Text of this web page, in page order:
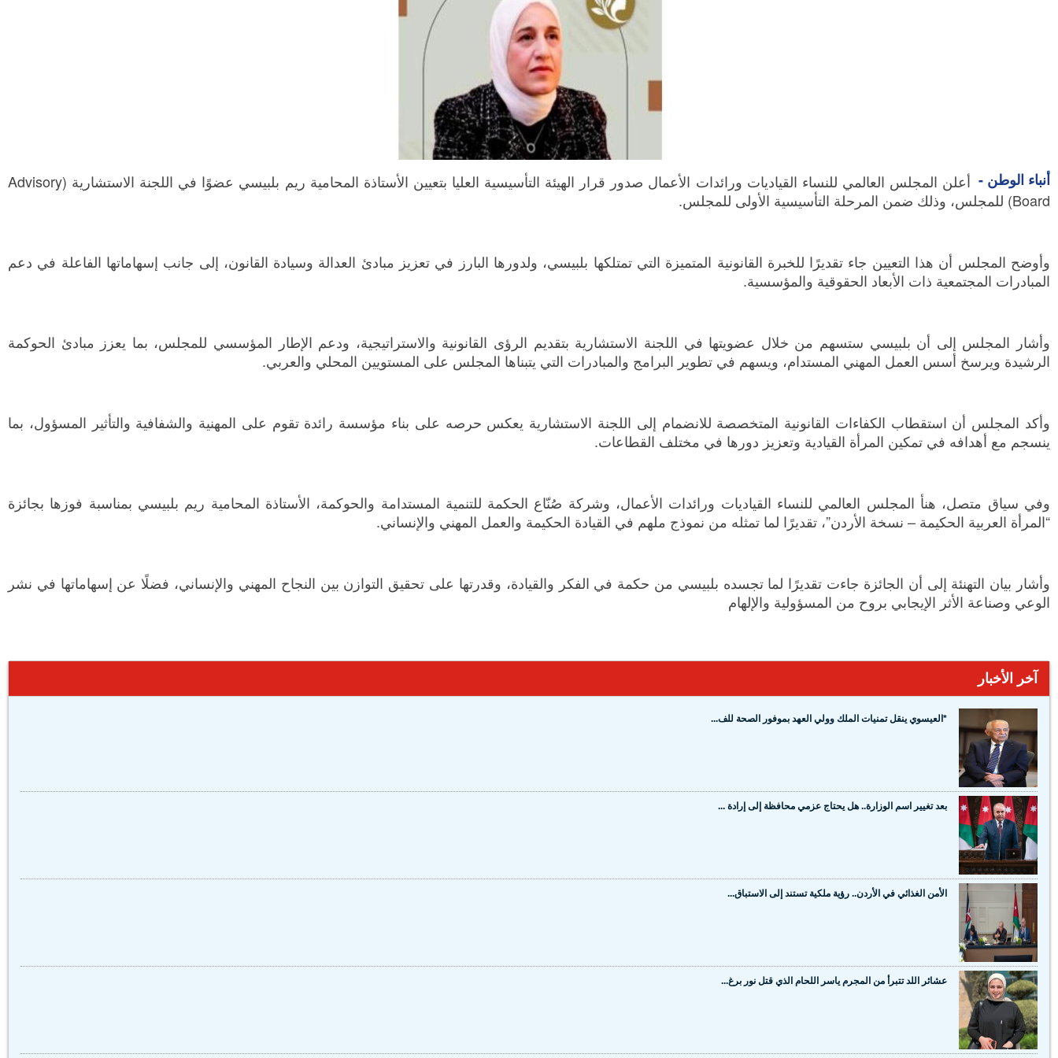
أنباء الوطن -
أعلن المجلس العالمي للنساء القياديات ورائدات الأعمال صدور قرار الهيئة التأسيسية العليا بتعيين الأستاذة المحامية ريم بلبيسي عضوًا في اللجنة الاستشارية (Advisory
Board) للمجلس، وذلك ضمن المرحلة التأسيسية الأولى للمجلس.
وأوضح المجلس أن هذا التعيين جاء تقديرًا للخبرة القانونية المتميزة التي تمتلكها بلبيسي، ولدورها البارز في تعزيز مبادئ العدالة وسيادة القانون، إلى جانب إسهاماتها الفاعلة في دعم
المبادرات المجتمعية ذات الأبعاد الحقوقية والمؤسسية.
وأشار المجلس إلى أن بلبيسي ستسهم من خلال عضويتها في اللجنة الاستشارية بتقديم الرؤى القانونية والاستراتيجية، ودعم الإطار المؤسسي للمجلس، بما يعزز مبادئ الحوكمة
الرشيدة ويرسخ أسس العمل المهني المستدام، ويسهم في تطوير البرامج والمبادرات التي يتبناها المجلس على المستويين المحلي والعربي.
وأكد المجلس أن استقطاب الكفاءات القانونية المتخصصة للانضمام إلى اللجنة الاستشارية يعكس حرصه على بناء مؤسسة رائدة تقوم على المهنية والشفافية والتأثير المسؤول، بما
ينسجم مع أهدافه في تمكين المرأة القيادية وتعزيز دورها في مختلف القطاعات.
وفي سياق متصل، هنأ المجلس العالمي للنساء القياديات ورائدات الأعمال، وشركة صُنّاع الحكمة للتنمية المستدامة والحوكمة، الأستاذة المحامية ريم بلبيسي بمناسبة فوزها بجائزة
“المرأة العربية الحكيمة – نسخة الأردن”، تقديرًا لما تمثله من نموذج ملهم في القيادة الحكيمة والعمل المهني والإنساني.
وأشار بيان التهنئة إلى أن الجائزة جاءت تقديرًا لما تجسده بلبيسي من حكمة في الفكر والقيادة، وقدرتها على تحقيق التوازن بين النجاح المهني والإنساني، فضلًا عن إسهاماتها في نشر
الوعي وصناعة الأثر الإيجابي بروح من المسؤولية والإلهام
آخر الأخبار
*العيسوي ينقل تمنيات الملك وولي العهد بموفور الصحة للف...
بعد تغيير اسم الوزارة.. هل يحتاج عزمي محافظة إلى إرادة ...
الأمن الغذائي في الأردن.. رؤية ملكية تستند إلى الاستباق...
عشائر اللد تتبرأ من المجرم ياسر اللحام الذي قتل نور برغ...